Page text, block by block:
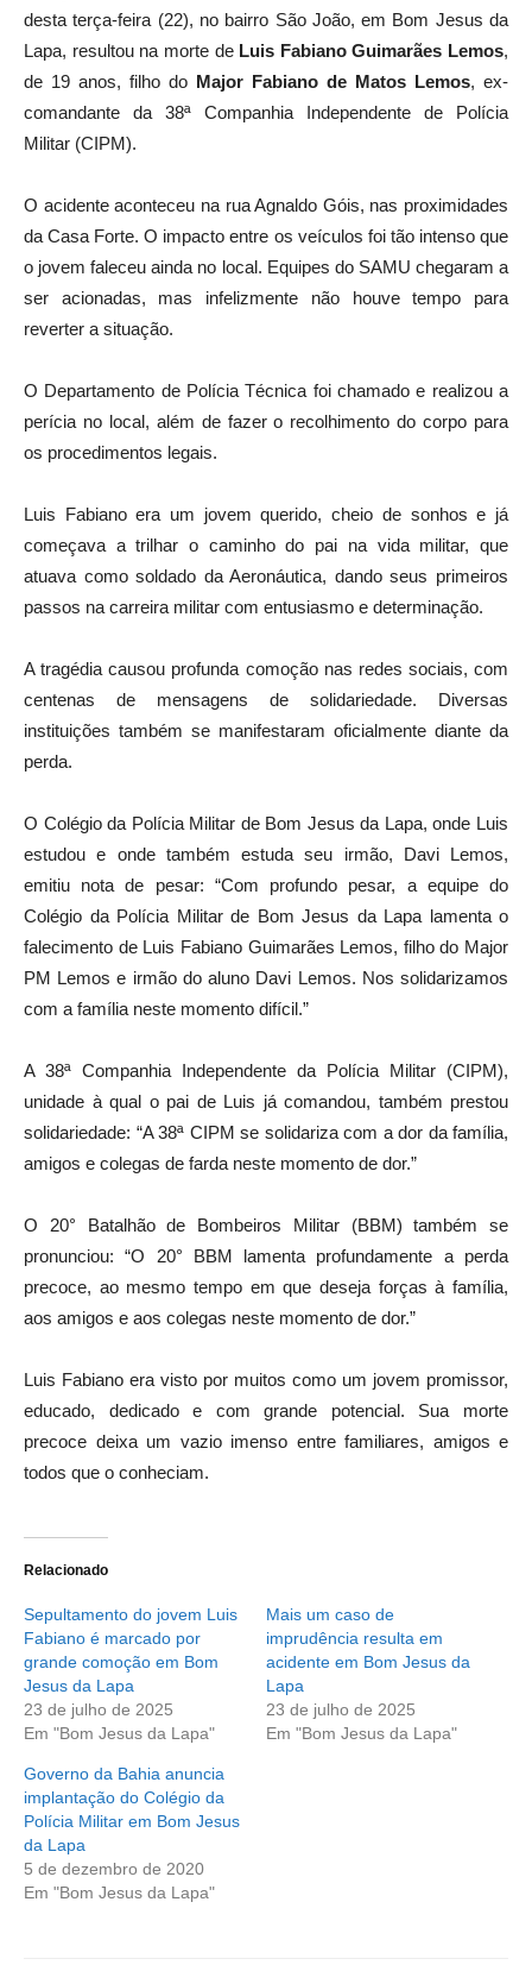
desta terça-feira (22), no bairro São João, em Bom Jesus da
Lapa, resultou na morte de Luis Fabiano Guimarães Lemos,
de 19 anos, filho do Major Fabiano de Matos Lemos, ex-
comandante da 38ª Companhia Independente de Polícia
Militar (CIPM).
O acidente aconteceu na rua Agnaldo Góis, nas proximidades
da Casa Forte. O impacto entre os veículos foi tão intenso que
o jovem faleceu ainda no local. Equipes do SAMU chegaram a
ser acionadas, mas infelizmente não houve tempo para
reverter a situação.
O Departamento de Polícia Técnica foi chamado e realizou a
perícia no local, além de fazer o recolhimento do corpo para
os procedimentos legais.
Luis Fabiano era um jovem querido, cheio de sonhos e já
começava a trilhar o caminho do pai na vida militar, que
atuava como soldado da Aeronáutica, dando seus primeiros
passos na carreira militar com entusiasmo e determinação.
A tragédia causou profunda comoção nas redes sociais, com
centenas de mensagens de solidariedade. Diversas
instituições também se manifestaram oficialmente diante da
perda.
O Colégio da Polícia Militar de Bom Jesus da Lapa, onde Luis
estudou e onde também estuda seu irmão, Davi Lemos,
emitiu nota de pesar: “Com profundo pesar, a equipe do
Colégio da Polícia Militar de Bom Jesus da Lapa lamenta o
falecimento de Luis Fabiano Guimarães Lemos, filho do Major
PM Lemos e irmão do aluno Davi Lemos. Nos solidarizamos
com a família neste momento difícil.”
A 38ª Companhia Independente da Polícia Militar (CIPM),
unidade à qual o pai de Luis já comandou, também prestou
solidariedade: “A 38ª CIPM se solidariza com a dor da família,
amigos e colegas de farda neste momento de dor.”
O 20° Batalhão de Bombeiros Militar (BBM) também se
pronunciou: “O 20° BBM lamenta profundamente a perda
precoce, ao mesmo tempo em que deseja forças à família,
aos amigos e aos colegas neste momento de dor.”
Luis Fabiano era visto por muitos como um jovem promissor,
educado, dedicado e com grande potencial. Sua morte
precoce deixa um vazio imenso entre familiares, amigos e
todos que o conheciam.
Relacionado
Sepultamento do jovem Luis
Fabiano é marcado por
grande comoção em Bom
Jesus da Lapa
23 de julho de 2025
Em "Bom Jesus da Lapa"
Mais um caso de
imprudência resulta em
acidente em Bom Jesus da
Lapa
23 de julho de 2025
Em "Bom Jesus da Lapa"
Governo da Bahia anuncia
implantação do Colégio da
Polícia Militar em Bom Jesus
da Lapa
5 de dezembro de 2020
Em "Bom Jesus da Lapa"